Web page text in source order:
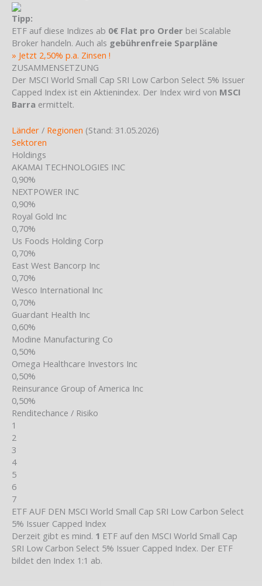
Tipp:
ETF auf diese Indizes ab 0€ Flat pro Order bei Scalable
Broker handeln. Auch als gebührenfreie Sparpläne
» Jetzt 2,50% p.a. Zinsen !
ZUSAMMENSETZUNG
Der MSCI World Small Cap SRI Low Carbon Select 5% Issuer
Capped Index ist ein Aktienindex. Der Index wird von MSCI
Barra ermittelt.
Länder / Regionen (Stand: 31.05.2026)
Sektoren
Holdings
AKAMAI TECHNOLOGIES INC
0,90%
NEXTPOWER INC
0,90%
Royal Gold Inc
0,70%
Us Foods Holding Corp
0,70%
East West Bancorp Inc
0,70%
Wesco International Inc
0,70%
Guardant Health Inc
0,60%
Modine Manufacturing Co
0,50%
Omega Healthcare Investors Inc
0,50%
Reinsurance Group of America Inc
0,50%
Renditechance / Risiko
1
2
3
4
5
6
7
ETF AUF DEN MSCI World Small Cap SRI Low Carbon Select
5% Issuer Capped Index
Derzeit gibt es mind. 1 ETF auf den MSCI World Small Cap
SRI Low Carbon Select 5% Issuer Capped Index. Der ETF
bildet den Index 1:1 ab.